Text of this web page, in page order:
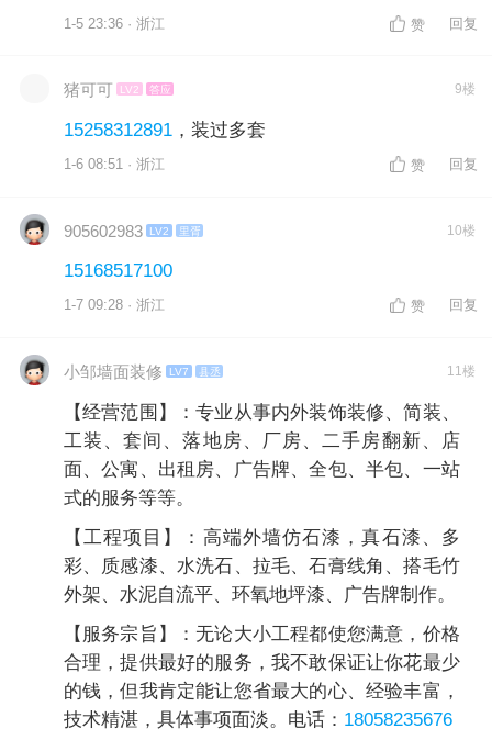
1-5 23:36 · 浙江 赞 回复
猪可可 LV2 答应 9楼
15258312891，装过多套
1-6 08:51 · 浙江 赞 回复
905602983 LV2 里胥 10楼
15168517100
1-7 09:28 · 浙江 赞 回复
小邹墙面装修 LV7 县丞 11楼
【经营范围】：专业从事内外装饰装修、简装、
工装、套间、落地房、厂房、二手房翻新、店
面、公寓、出租房、广告牌、全包、半包、一站
式的服务等等。
【工程项目】：高端外墙仿石漆，真石漆、多
彩、质感漆、水洗石、拉毛、石膏线角、搭毛竹
外架、水泥自流平、环氧地坪漆、广告牌制作。
【服务宗旨】：无论大小工程都使您满意，价格
合理，提供最好的服务，我不敢保证让你花最少
的钱，但我肯定能让您省最大的心、经验丰富，
技术精湛，具体事项面淡。电话： 18058235676